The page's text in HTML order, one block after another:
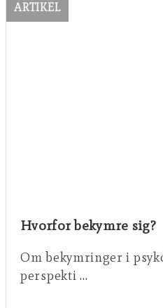
ARTIKEL
Hvorfor bekymre sig?
Om bekymringer i
perspekti …